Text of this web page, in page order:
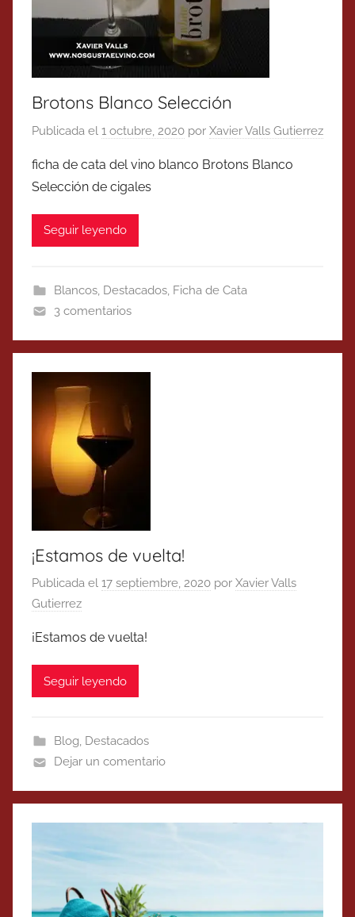
Brotons Blanco Selección
Publicada el 1 octubre, 2020 por Xavier Valls Gutierrez
ficha de cata del vino blanco Brotons Blanco
Selección de cigales
Seguir leyendo
Blancos, Destacados, Ficha de Cata
3 comentarios
¡Estamos de vuelta!
Publicada el 17 septiembre, 2020 por Xavier Valls
Gutierrez
¡Estamos de vuelta!
Seguir leyendo
Blog, Destacados
Dejar un comentario